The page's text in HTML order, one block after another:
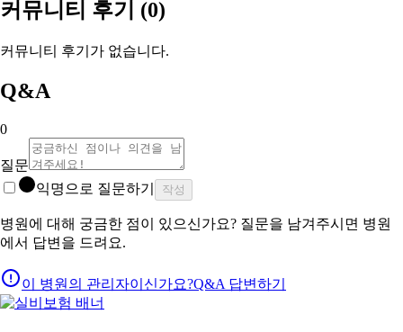
커뮤니티 후기 (0)
커뮤니티 후기가 없습니다.
Q&A
0
질문
익명으로 질문하기
작성
병원에 대해 궁금한 점이 있으신가요? 질문을 남겨주시면 병원
에서 답변을 드려요.
이 병원의 관리자이신가요?Q&A 답변하기